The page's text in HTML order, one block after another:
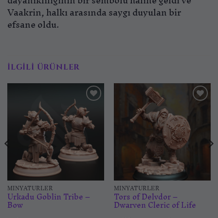
Vaakrin, halkı arasında saygı duyulan bir
efsane oldu.
İLGILI ÜRÜNLER
İstek
listesine
ekle
MINYATÜRLER
Urkadu Goblin Tribe –
Bow
listesine
ekle
MINYATÜRLER
Tors of Delvdor –
Dwarven Cleric of Life